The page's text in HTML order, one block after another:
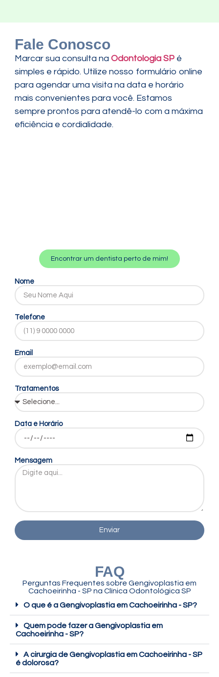
Fale Conosco
Marcar sua consulta na Odontologia SP é
simples e rápido. Utilize nosso formulário online
para agendar uma visita na data e horário
mais convenientes para você. Estamos
sempre prontos para atendê-lo com a máxima
eficiência e cordialidade.
Encontrar um dentista perto de mim!
Nome
Telefone
Email
Tratamentos
Data e Horário
Mensagem
Enviar
FAQ
Perguntas Frequentes sobre Gengivoplastia em
Cachoeirinha - SP na Clínica Odontológica SP
O que é a Gengivoplastia em Cachoeirinha - SP?
Quem pode fazer a Gengivoplastia em
Cachoeirinha - SP?
A cirurgia de Gengivoplastia em Cachoeirinha - SP
é dolorosa?